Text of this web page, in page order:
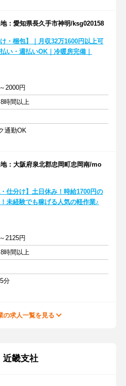
：愛知県長久手市神明/ksg020158
け・梱包】｜月収32万1600円以上可
い・週払いOK｜冷暖房完備｜
2000円
時間以上
通勤OK
：大阪府泉北郡忠岡町忠岡南/mo
・仕分け】土日休み！時給1700円の
未経験でも稼げる人気の軽作業♪
2125円
時間以上
分
の求人一覧を見る
畿支社